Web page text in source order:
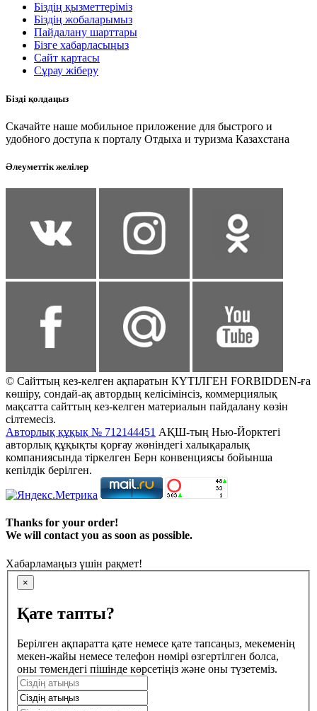
Біздің қызметтеріміз
Біздің жобаларымыз
Пайдалану шарттары
Бізге хабарласыңыз
Сайт картасы
Сұрау жіберу
Бізді қолдаңыз
Скачайте наше мобильное приложение для быстрого и
удобного доступа к порталу Отдыха и туризма Казахстана
Әлеуметтік желілер
© Сайттың кез-келген ақпаратын КҮТІЛГЕН FORBIDDEN-ға
көшіру, сондай-ақ автордың келісімінсіз, коммерциялық
мақсатта сайттың кез-келген материалын пайдалану көзін
сілтемесіз.
Авторлық құқық № 712144451 АҚШ-тың Нью-Йорктегі
авторлық құқықты қорғау жөніндегі халықаралық
компаниясында тіркелген Берн конвенциясы бойынша
кепілдік берілген.
Thanks for your order!
We will contact you as soon as possible.
Хабарламаңыз үшін рақмет!
×
Қате тапты?
Берілген ақпаратта қате немесе қате тапсаңыз, мекеменің
мекен-жайы немесе телефон нөмірі өзгертілген болса,
оны төмендегі пішінде көрсетіңіз және оны түзетеміз.